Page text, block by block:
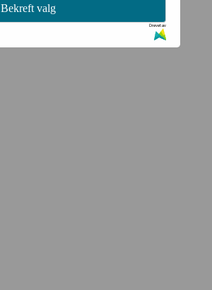
Bekreft valg
Drevet av